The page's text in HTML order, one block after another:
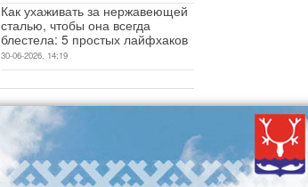
Как ухаживать за нержавеющей
сталью, чтобы она всегда
блестела: 5 простых лайфхаков
30-06-2026, 14:19